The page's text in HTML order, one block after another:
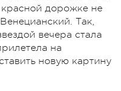
дорожке не
Так,
вечера стала
на
новую картину